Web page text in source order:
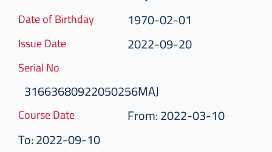
Date of Birthday 1970-02-01
Issue Date 2022-09-20
Serial No
31663680922050256MAJ
Course Date
From: 2022-03-10
To: 2022-09-10